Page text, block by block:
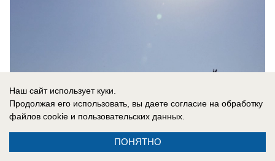
Наш сайт использует куки.
Продолжая его использовать, вы даете согласие на обработку
файлов cookie и пользовательских данных.
ПОНЯТНО